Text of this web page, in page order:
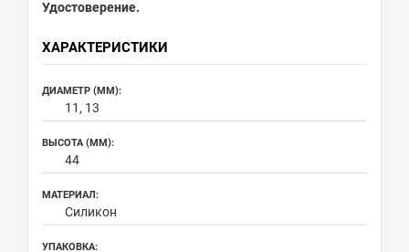
Удостоверение.
ХАРАКТЕРИСТИКИ
ДИАМЕТР (ММ):
11, 13
ВЫСОТА (ММ):
44
МАТЕРИАЛ:
Силикон
УПАКОВКА: